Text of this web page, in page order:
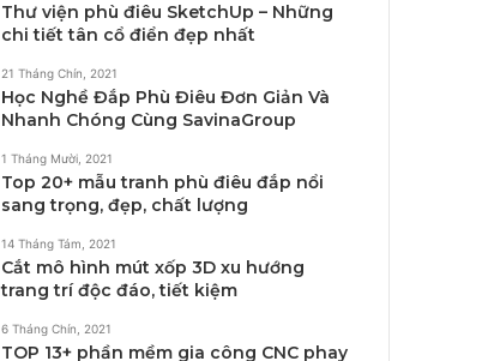
Thư viện phù điêu SketchUp – Những
chi tiết tân cổ điển đẹp nhất
21 Tháng Chín, 2021
Học Nghề Đắp Phù Điêu Đơn Giản Và
Nhanh Chóng Cùng SavinaGroup
1 Tháng Mười, 2021
Top 20+ mẫu tranh phù điêu đắp nổi
sang trọng, đẹp, chất lượng
14 Tháng Tám, 2021
Cắt mô hình mút xốp 3D xu hướng
trang trí độc đáo, tiết kiệm
6 Tháng Chín, 2021
TOP 13+ phần mềm gia công CNC phay